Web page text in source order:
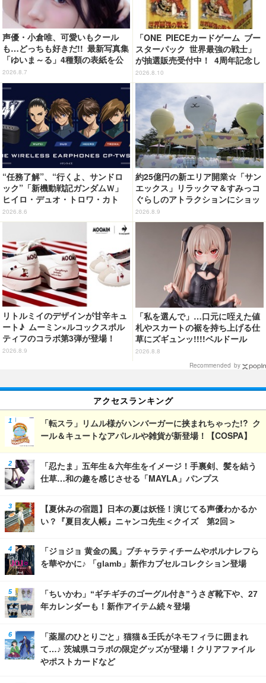
声優・小倉唯、可愛いもクール
も…どっちも好きだ!! 最新写真集
「ゆいま～る」4種類の表紙を公
開！「成長した私の姿を楽しんで
いただけたら」
2026.8.7
「ONE PIECEカードゲーム ブー
スターパック 世界最強の戦士」
が抽選販売受付中！ 4周年記念し
たボックスを手に入れよう
2026.8.10
“任務了解”、“行くよ、サンドロ
ック”「新機動戦記ガンダムＷ」
ヒイロ・デュオ・トロワ・カト
ル・五飛の声がする…！ 新規録
り下ろしボイス搭載のワイヤレス
2026.8.6
約25億円の新エリア開業☆「サン
エックス」リラックマ＆すみっコ
ぐらしのアトラクションにショッ
プ、レストランも！「富士急ハイ
ランド」内【レポート】
2026.8.9
リトルミイのデザインが甘辛キュ
ート♪ ムーミン×ルコックスポル
ティフのコラボ第3弾が登場！
2026.8.9
「私を選んで」…口元に咥えた値
札やスカートの裾を持ち上げる仕
草にズギュンッ!!!!ベルドール
「ロゼ」がフィギュアで新登場
2026.8.8
Recommended by
アクセスランキング
「転スラ」リムル様がハンバーガーに挟まれちゃった!? ク
ール＆キュートなアパレルや雑貨が新登場！【COSPA】
「忍たま」五年生＆六年生をイメージ！手裏剣、髪を結う
仕草…和の趣を感じさせる「MAYLA」パンプス
【夏休みの宿題】日本の夏は妖怪！演じてる声優わかるか
い？『夏目友人帳』ニャンコ先生＜クイズ 第2回＞
「ジョジョ 黄金の風」ブチャラティチームやポルナレフら
を華やかに♪ 「glamb」新作カプセルコレクション登場
「ちいかわ」“ギチギチのゴーグル付き”うさぎ靴下や、27
年カレンダーも！新作アイテム続々登場
「薬屋のひとりごと」猫猫＆壬氏がネモフィラに囲まれ
て…♪ 茨城県コラボの限定グッズが登場！クリアファイル
やポストカードなど